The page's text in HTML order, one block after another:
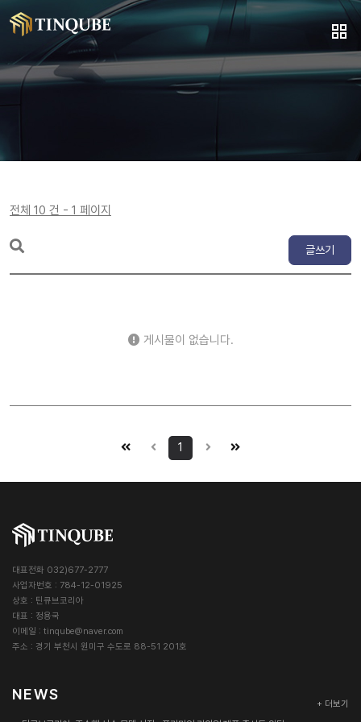
전체 10 건 - 1 페이지
글쓰기
게시물이 없습니다.
1
대표전화 032)677-2777
사업자번호 : 784-12-01925
상호 : 틴큐브코리아
대표 : 정용국
이메일 : tinqube@naver.com
주소 : 경기 부천시 원미구 수도로 88-51 201호
NEWS
+ 더보기